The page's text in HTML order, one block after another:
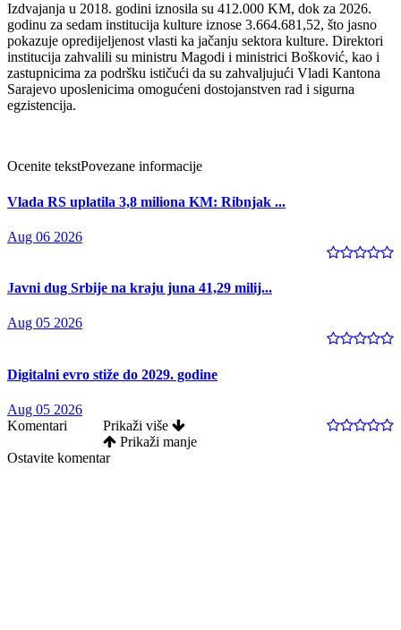
Izdvajanja u 2018. godini iznosila su 412.000 KM, dok za 2026.
godinu za sedam institucija kulture iznose 3.664.681,52, što jasno
pokazuje opredijeljenost vlasti ka jačanju sektora kulture. Direktori
institucija zahvalili su ministru Magodi i ministrici Bošković, kao i
zastupnicima za podršku ističući da su zahvaljujući Vladi Kantona
Sarajevo uposlenicima omogućeni dostojanstven rad i sigurna
egzistencija.
Ocenite tekstPovezane informacije
Vlada RS uplatila 3,8 miliona KM: Ribnjak ...
Aug 06 2026
Javni dug Srbije na kraju juna 41,29 milij...
Aug 05 2026
Digitalni evro stiže do 2029. godine
Aug 05 2026
Komentari
Prikaži više
Prikaži manje
Ostavite komentar